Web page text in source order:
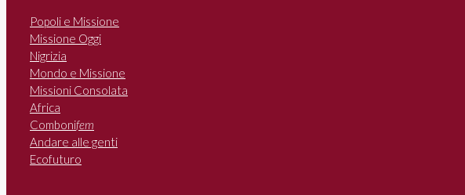
Popoli e Missione
Missione Oggi
Nigrizia
Mondo e Missione
Missioni Consolata
Africa
Combonifem
Andare alle genti
Ecofuturo